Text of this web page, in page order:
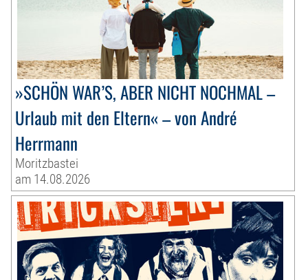
»SCHÖN WAR’S, ABER NICHT NOCHMAL –
Urlaub mit den Eltern« – von André
Herrmann
Moritzbastei
am 14.08.2026